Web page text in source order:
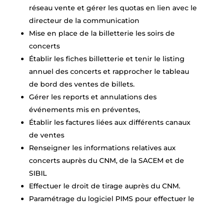
réseau vente et gérer les quotas en lien avec le
directeur de la communication
Mise en place de la billetterie les soirs de
concerts
Établir les fiches billetterie et tenir le listing
annuel des concerts et rapprocher le tableau
de bord des ventes de billets.
Gérer les reports et annulations des
événements mis en préventes,
Établir les factures liées aux différents canaux
de ventes
Renseigner les informations relatives aux
concerts auprès du CNM, de la SACEM et de
SIBIL
Effectuer le droit de tirage auprès du CNM.
Paramétrage du logiciel PIMS pour effectuer le